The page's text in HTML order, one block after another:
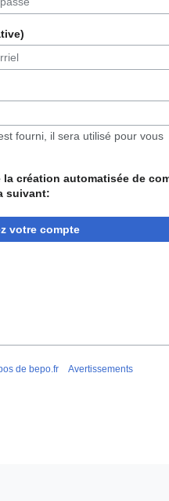
fourni, il sera utilisé pour vous
création automatisée de
suivant:
votre compte
de bepo.fr Avertissements